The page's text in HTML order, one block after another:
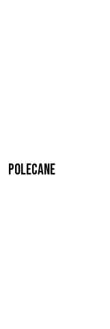
Polecane